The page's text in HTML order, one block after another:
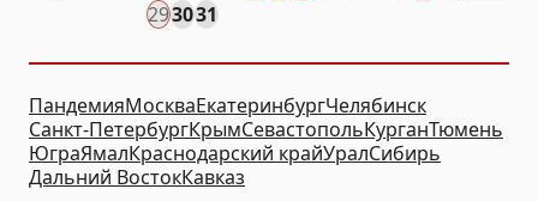
293031
ПандемияМоскваЕкатеринбургЧелябинск
Санкт-ПетербургКрымСевастопольКурганТюмень
ЮграЯмалКраснодарский крайУралСибирь
Дальний ВостокКавказ